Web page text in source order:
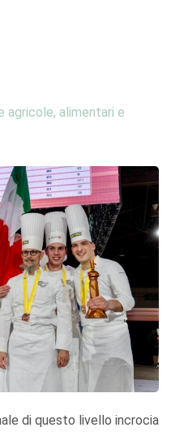
agricole, alimentari e
di questo livello incrocia